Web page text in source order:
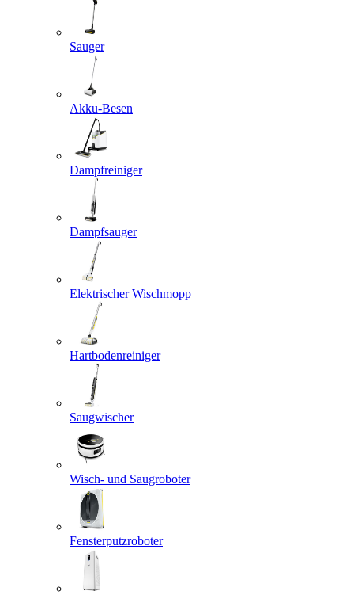
Sauger
Akku-Besen
Dampfreiniger
Dampfsauger
Elektrischer Wischmopp
Hartbodenreiniger
Saugwischer
Wisch- und Saugroboter
Fensterputzroboter